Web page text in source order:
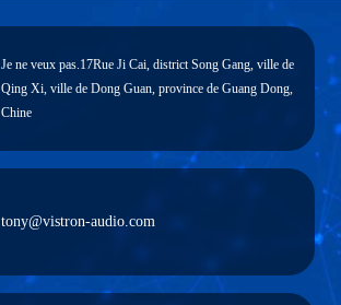
Je ne veux pas.17Rue Ji Cai, district Song Gang, ville de
Qing Xi, ville de Dong Guan, province de Guang Dong,
Chine
tony@vistron-audio.com